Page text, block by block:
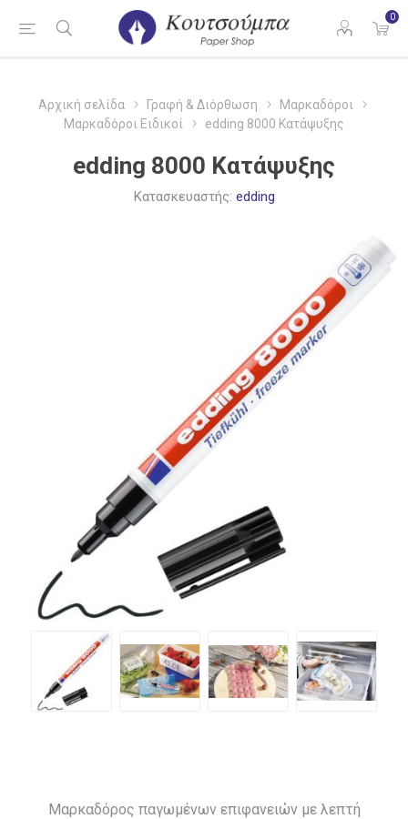
0
Αρχική σελίδα Γραφή & Διόρθωση
Μαρκαδόροι
Μαρκαδόροι Ειδικοί
edding 8000 Κατάψυξης
edding 8000 Κατάψυξης
Κατασκευαστής: edding
Μαρκαδόρος παγωμένων επιφανειών με λεπτή